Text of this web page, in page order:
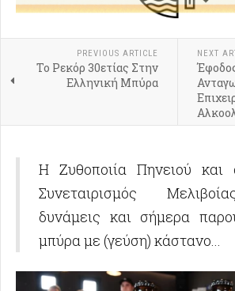
PREVIOUS ARTICLE
Το Ρεκόρ 30ετίας Στην
Ελληνική Μπύρα
NEXT
Η Ζυθοποιία Πηνειού και
Συνεταιρισμός
δυνάμεις και σήμερα
μπύρα με (γεύση) κάστανο...